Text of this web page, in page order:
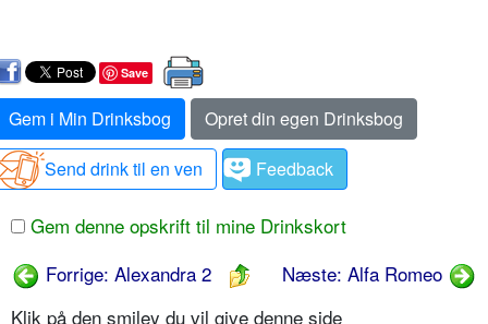
Save
Gem i Min Drinksbog
Opret din egen Drinksbog
Send drink til en ven
Feedback
Gem denne opskrift til mine Drinkskort
Forrige: Alexandra 2
Næste: Alfa Romeo
Klik på den smiley du vil give denne side